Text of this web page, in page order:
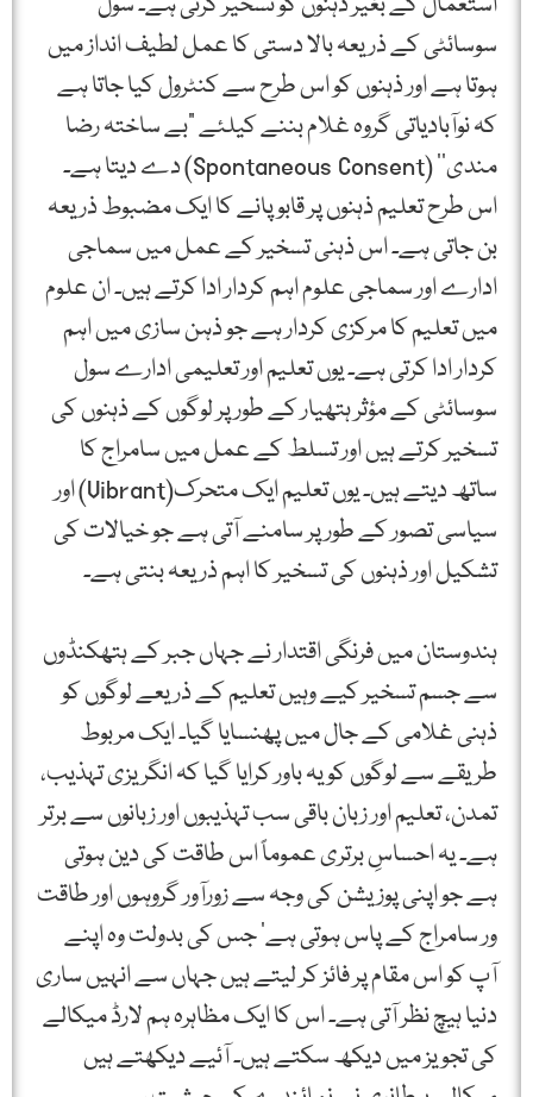
سوسائٹی کے ذریعہ بالا دستی کا عمل لطیف انداز میں
ہوتا ہے اور ذہنوں کو اس طرح سے کنٹرول کیا جاتا ہے
کہ نوآبادیاتی گروہ غلام بننے کیلئے ”بے ساختہ رضا
مندی‘‘ (Spontaneous Consent) دے دیتا ہے۔
اس طرح تعلیم ذہنوں پر قابو پانے کا ایک مضبوط ذریعہ
بن جاتی ہے۔ اس ذہنی تسخیر کے عمل میں سماجی
ادارے اور سماجی علوم اہم کردار ادا کرتے ہیں۔ ان علوم
میں تعلیم کا مرکزی کردار ہے جو ذہن سازی میں اہم
کردار ادا کرتی ہے۔ یوں تعلیم اور تعلیمی ادارے سول
سوسائٹی کے مؤثر ہتھیار کے طور پر لوگوں کے ذہنوں کی
تسخیر کرتے ہیں اور تسلط کے عمل میں سامراج کا
ساتھ دیتے ہیں۔ یوں تعلیم ایک متحرک(Vibrant) اور
سیاسی تصور کے طور پر سامنے آتی ہے جو خیالات کی
تشکیل اور ذہنوں کی تسخیر کا اہم ذریعہ بنتی ہے۔
ہندوستان میں فرنگی اقتدار نے جہاں جبر کے ہتھکنڈوں
سے جسم تسخیر کیے وہیں تعلیم کے ذریعے لوگوں کو
ذہنی غلامی کے جال میں پھنسایا گیا۔ ایک مربوط
طریقے سے لوگوں کو یہ باور کرایا گیا کہ انگریزی تہذیب،
تمدن، تعلیم اور زبان باقی سب تہذیبوں اور زبانوں سے برتر
ہے۔ یہ احساسِ برتری عموماً اس طاقت کی دین ہوتی
ہے جو اپنی پوزیشن کی وجہ سے زورآور گروہوں اور طاقت
ور سامراج کے پاس ہوتی ہے‘ جس کی بدولت وہ اپنے
آپ کو اس مقام پر فائز کر لیتے ہیں جہاں سے انہیں ساری
دنیا ہیچ نظر آتی ہے۔ اس کا ایک مظاہرہ ہم لارڈ میکالے
کی تجویز میں دیکھ سکتے ہیں۔ آئیے دیکھتے ہیں